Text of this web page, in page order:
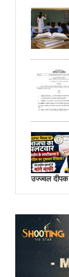
उज्ज्वल दीपक